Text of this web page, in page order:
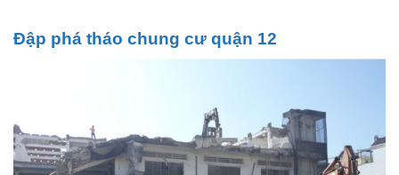
Đập phá tháo chung cư quận 12